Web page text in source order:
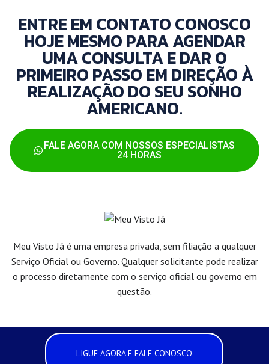
ENTRE EM CONTATO CONOSCO
HOJE MESMO PARA AGENDAR
UMA CONSULTA E DAR O
PRIMEIRO PASSO EM DIREÇÃO À
REALIZAÇÃO DO SEU SONHO
AMERICANO.
FALE AGORA COM NOSSOS ESPECIALISTAS
24 HORAS
Meu Visto Já é uma empresa privada, sem filiação a qualquer
Serviço Oficial ou Governo. Qualquer solicitante pode realizar
o processo diretamente com o serviço oficial ou governo em
questão.
LIGUE AGORA E FALE CONOSCO